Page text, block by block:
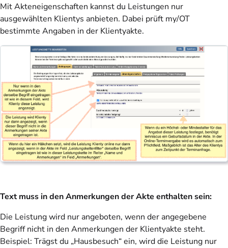
Mit Akteneigenschaften kannst du Leistungen nur
ausgewählten Klientys anbieten. Dabei prüft my/OT
bestimmte Angaben in der Klientyakte.
Text muss in den Anmerkungen der Akte enthalten sein:
Die Leistung wird nur angeboten, wenn der angegebene
Begriff nicht in den Anmerkungen der Klientyakte steht.
Beispiel: Trägst du „Hausbesuch“ ein, wird die Leistung nur